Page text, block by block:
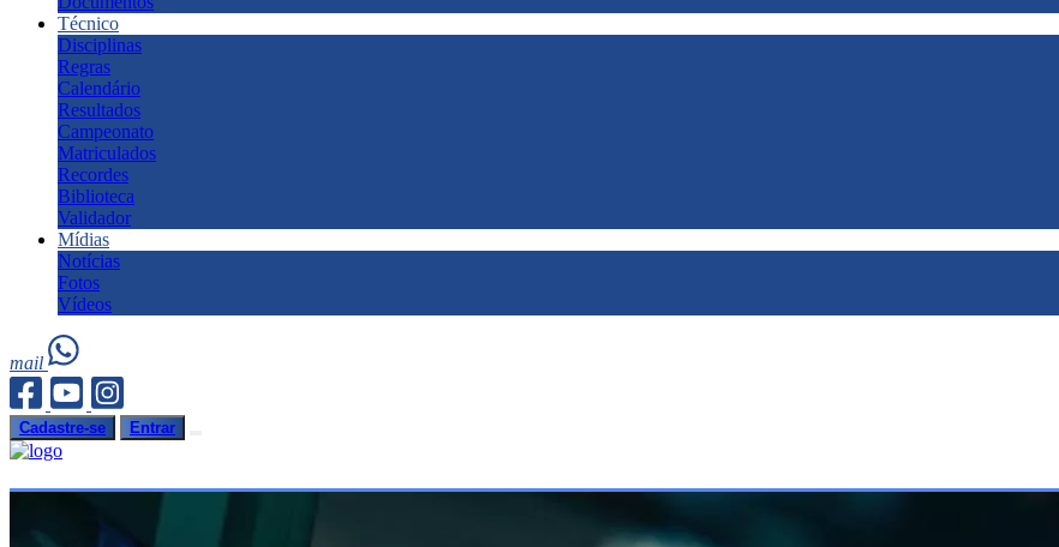
Técnico
Disciplinas
Regras
Calendário
Resultados
Campeonato
Matriculados
Recordes
Biblioteca
Validador
Mídias
Notícias
Fotos
Vídeos
mail
Cadastre-se Entrar